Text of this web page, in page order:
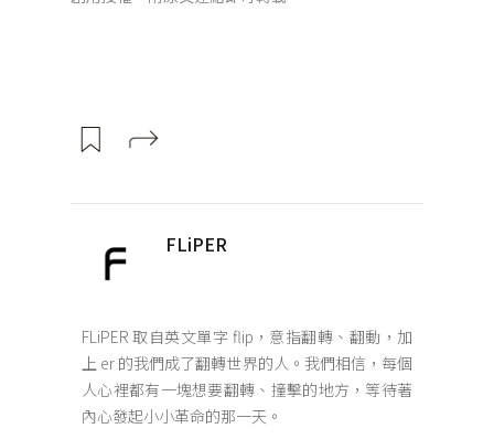
FLiPER
FLiPER 取自英文單字 flip，意指翻轉、翻動，加
上 er 的我們成了翻轉世界的人。我們相信，每個
人心裡都有一塊想要翻轉、撞擊的地方，等待著
內心發起小小革命的那一天。